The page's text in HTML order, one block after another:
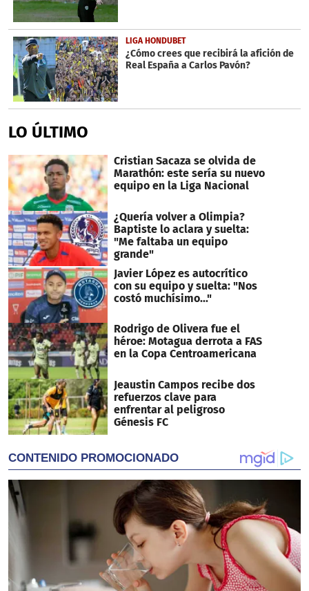
LIGA HONDUBET
¿Cómo crees que recibirá la afición de
Real España a Carlos Pavón?
LO ÚLTIMO
Cristian Sacaza se olvida de
Marathón: este sería su nuevo
equipo en la Liga Nacional
¿Quería volver a Olimpia?
Baptiste lo aclara y suelta:
"Me faltaba un equipo
grande"
Javier López es autocrítico
con su equipo y suelta: "Nos
costó muchísimo..."
Rodrigo de Olivera fue el
héroe: Motagua derrota a FAS
en la Copa Centroamericana
Jeaustin Campos recibe dos
refuerzos clave para
enfrentar al peligroso
Génesis FC